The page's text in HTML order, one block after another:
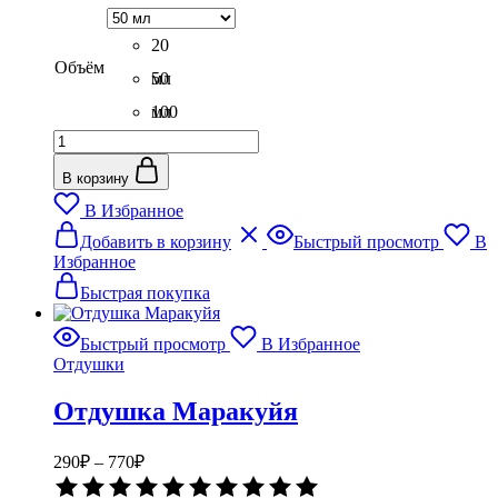
–
740₽
Объём
20
мл
50
мл
100
Количество
товара
Отдушка
Бельгийский
шоколад
В корзину
В Избранное
Добавить в корзину
Этот
товар
Опции
можно
странице
товара.
Быстрый просмотр
В
Избранное
Быстрая покупка
Быстрый просмотр
В Избранное
Отдушки
Отдушка Маракуйя
290₽ – 770₽Диапазон
цен: